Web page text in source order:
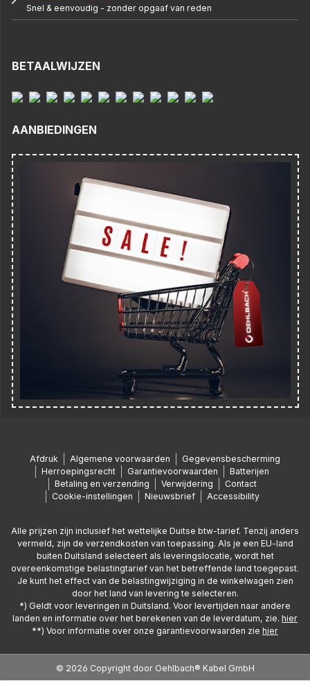
Snel & eenvoudig - zonder opgaaf van reden
BETAALWIJZEN
AANBIEDINGEN
Afdruk Algemene voorwaarden
Gegevensbescherming
Herroepingsrecht
Garantievoorwaarden
Batterijen
Betaling en verzending
Verwijdering
Contact
Cookie-instellingen
Nieuwsbrief Accessibility
Alle prijzen zijn inclusief het wettelijke Duitse btw-tarief. Tenzij anders
vermeld, zijn de verzendkosten van toepassing. Als je een EU-land
buiten Duitsland selecteert als leveringslocatie, wordt het
overeenkomstige belastingtarief van het betreffende land toegepast.
Je kunt het effect van de belastingwijziging in de winkelwagen zien
door het land van levering te selecteren.
*) Geldt voor leveringen in Duitsland. Voor levertijden naar andere
landen en informatie over het berekenen van de leverdatum, zie. hier
**) Voor informatie over onze garantievoorwaarden zie hier
© 2026 Copyright door Oehlbach® Kabel GmbH